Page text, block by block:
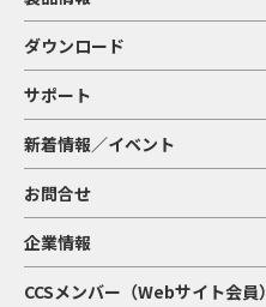
ダウンロード
サポート
新着情報／イベント
お問合せ
企業情報
CCSメンバー（Webサイト会員）